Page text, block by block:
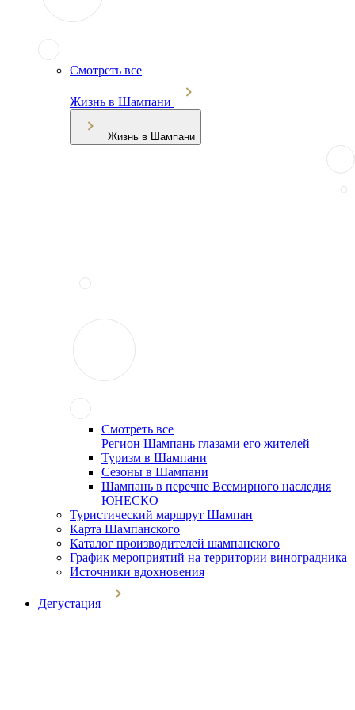
Смотреть все
Жизнь в Шампани
Жизнь в Шампани
Смотреть все
Регион Шампань глазами его жителей
Туризм в Шампани
Сезоны в Шампани
Шампань в перечне Всемирного наследия
ЮНЕСКО
Туристический маршрут Шампан
Карта Шампанского
Каталог производителей шампанского
График мероприятий на территории виноградника
Источники вдохновения
Дегустация